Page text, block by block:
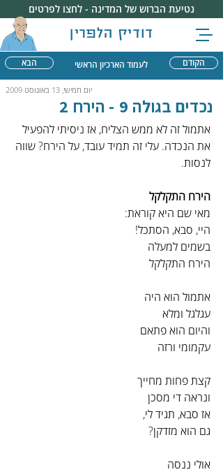
דודיק הלפרין
נטיעת הברוש של המדינה - לחצו לפרטים
הבא הקודם לעמוד הארכיון הראשי
יום חמישי, 13 באוגוסט 2009
נכדים בגולה 9 - הירח 2
אתמול זה לא ממש הצליח, אז ניסיתי להפעיל
את הנכדה. עלי זה תמיד עובד, על הירח? שווה
לנסות.
הירח התקלקל
מאי שם היא קוראת:
היי, סבא, הסתכל!
בשמים למעלה
הירח התקלקל
אתמול הוא היה
עגלגל ומלא
והיום הוא פתאם
עקמומי ורזה
קצת פחות מחייך
ונראה די מסכן
אז סבא, תגיד לי,
גם הוא מזדקן?
אולי ננסה